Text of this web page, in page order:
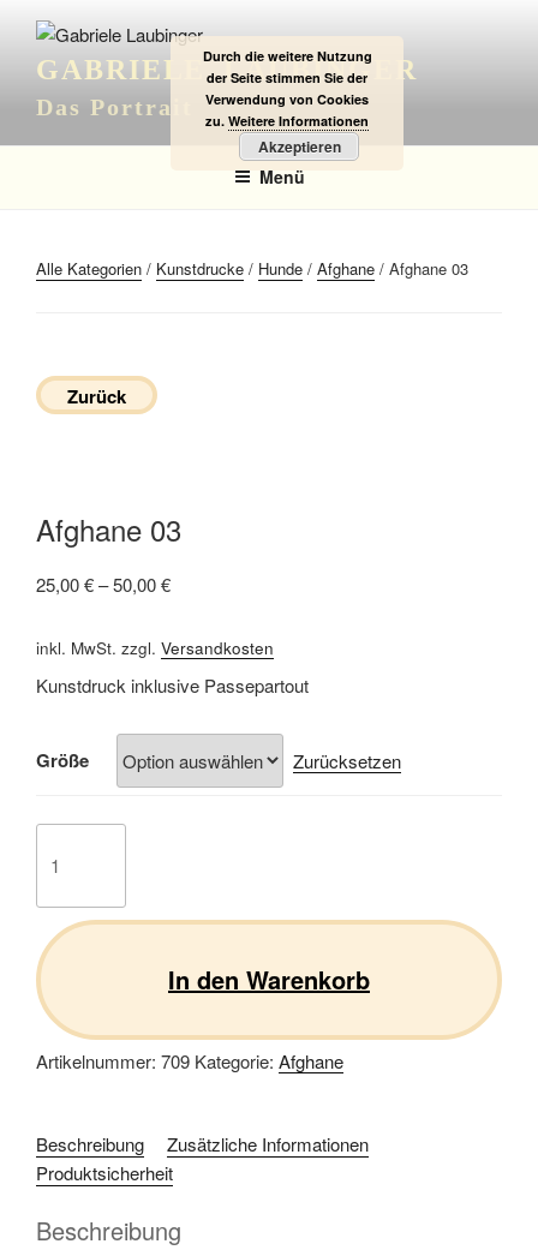
Inhalt
springenGABRIELE LAUBINGER
Das Portrait
Menü
Alle Kategorien / Kunstdrucke / Hunde / Afghane / Afghane 03
Zurück
Afghane 03
25,00€–50,00€
inkl. MwSt. zzgl. Versandkosten
Kunstdruck inklusive Passepartout
Größe Zurücksetzen
03
In den Warenkorb
Artikelnummer: 709 Kategorie: Afghane
Beschreibung
Zusätzliche Informationen
Produktsicherheit
Beschreibung
Durch die weitere Nutzung
der Seite stimmen Sie der
Verwendung von Cookies
zu. Weitere Informationen
Akzeptieren